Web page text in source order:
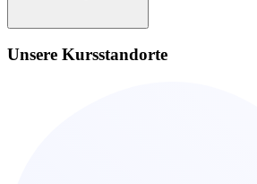
Unsere Kursstandorte